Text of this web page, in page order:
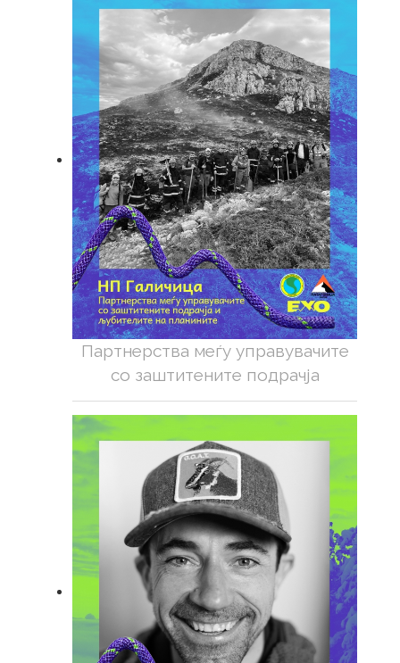
Партнерства меѓу управувачите
со заштитените подрачја